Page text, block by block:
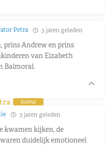
Petra 3 jaren geleden
prins Andrew en prins
van Eizabeth
Balmoral.
Auteur
3 jaren geleden
kwamen kijken, de
duidelijk emotioneel